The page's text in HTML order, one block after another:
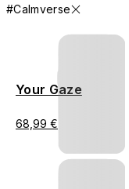
#Calmverse
Your Gaze
68,99 €